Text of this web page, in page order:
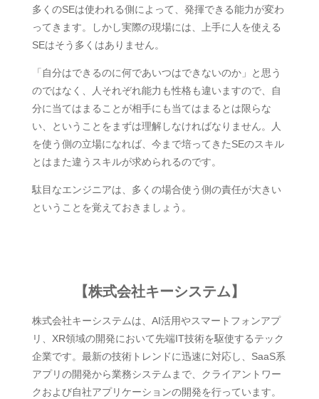
多くのSEは使われる側によって、発揮できる能力が変わ
ってきます。しかし実際の現場には、上手に人を使える
SEはそう多くはありません。
「自分はできるのに何であいつはできないのか」と思う
のではなく、人それぞれ能力も性格も違いますので、自
分に当てはまることが相手にも当てはまるとは限らな
い、ということをまずは理解しなければなりません。人
を使う側の立場になれば、今まで培ってきたSEのスキル
とはまた違うスキルが求められるのです。
駄目なエンジニアは、多くの場合使う側の責任が大きい
ということを覚えておきましょう。
【株式会社キーシステム】
株式会社キーシステムは、AI活用やスマートフォンアプ
リ、XR領域の開発において先端IT技術を駆使するテック
企業です。最新の技術トレンドに迅速に対応し、SaaS系
アプリの開発から業務システムまで、クライアントワー
クおよび自社アプリケーションの開発を行っています。